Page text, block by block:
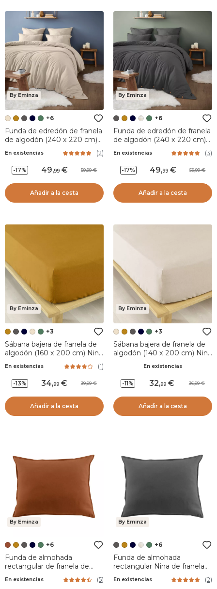
By Eminza
+6
Funda de edredón de franela
de algodón (240 x 220 cm)
En existencias (2)
-17% 49,99 59,99
Añadir a la cesta
By Eminza
+6
Funda de edredón de franela
de algodón (240 x 220 cm)
En existencias (3)
-17% 49,99 59,99
Añadir a la cesta
By Eminza
+3
Sábana bajera de franela de
algodón (160 x 200 cm) Nina
En existencias (1)
-13% 34,99 39,99
Añadir a la cesta
By Eminza
+3
Sábana bajera de franela de
algodón (140 x 200 cm) Nina
En existencias
-11% 32,99 36,99
Añadir a la cesta
By Eminza
+6
Funda de almohada
rectangular de franela de
Terracotta
En existencias (5)
By Eminza
+6
Funda de almohada
rectangular Nina de franela
antracita
En existencias (2)